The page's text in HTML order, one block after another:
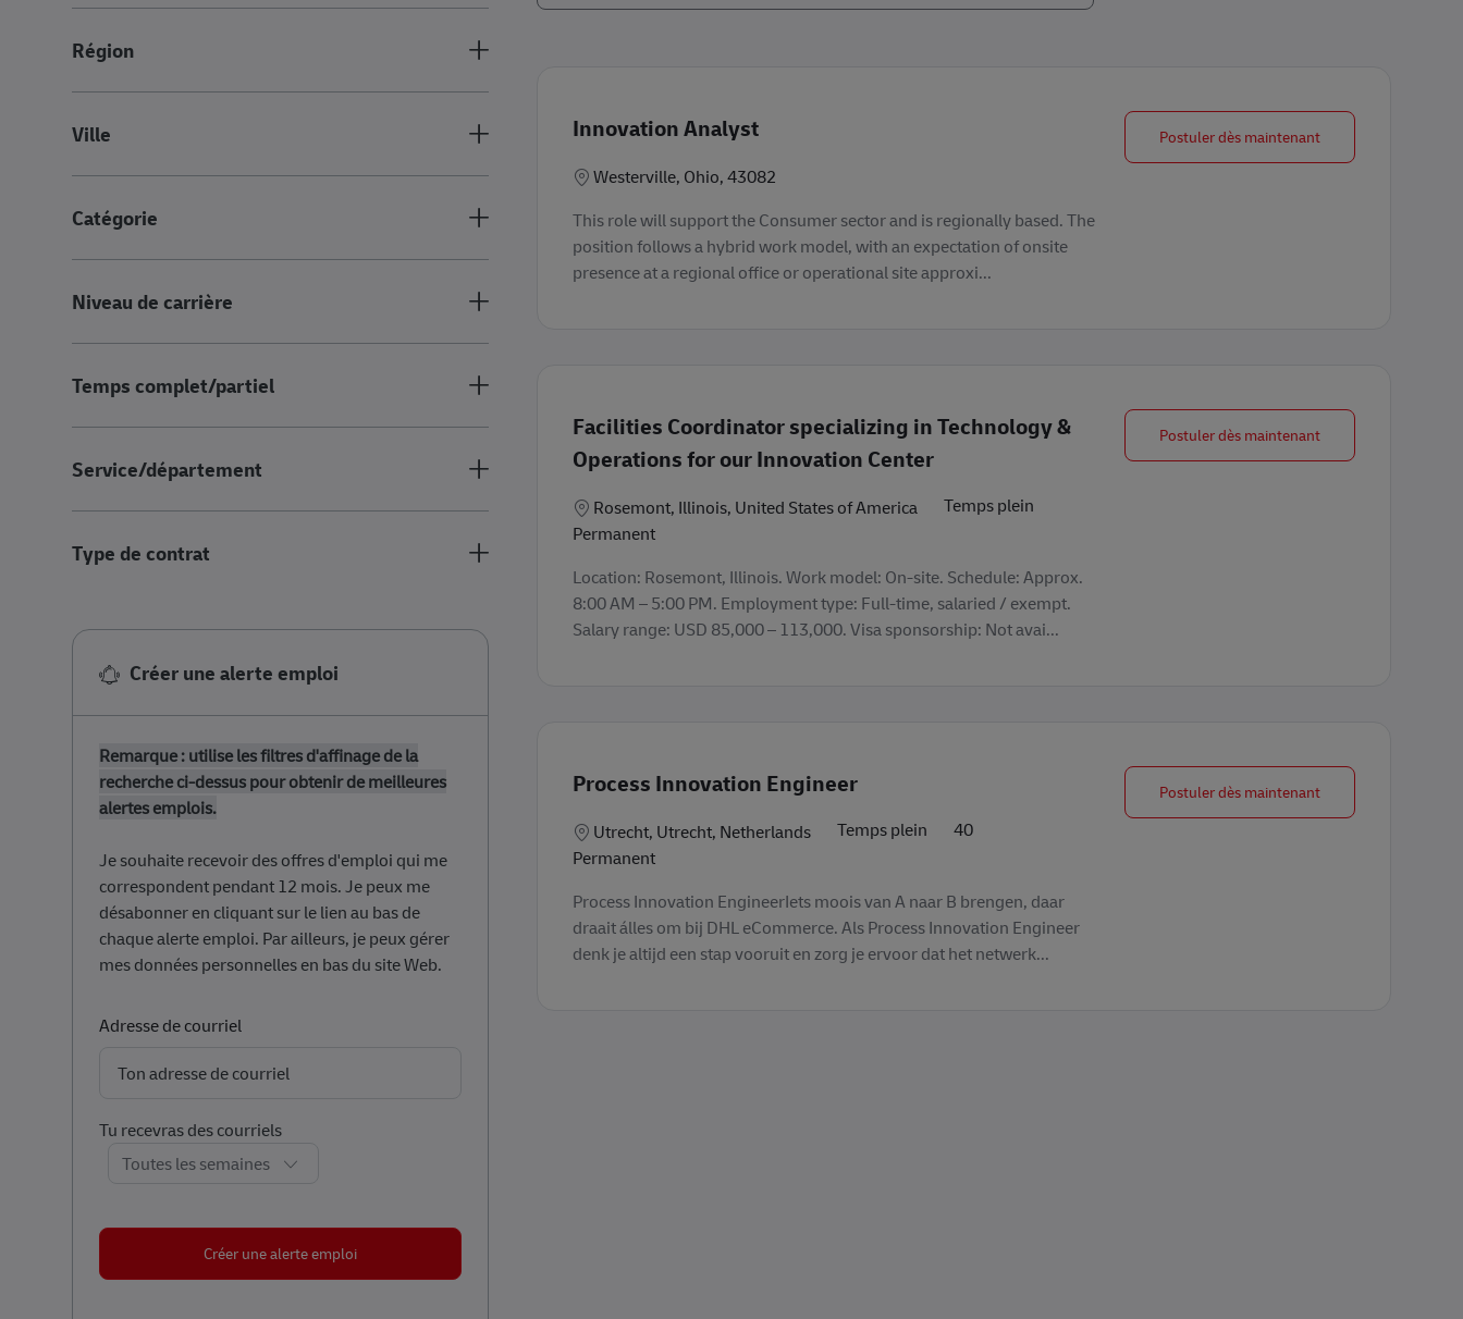
Région
Ville
Catégorie
Niveau de carrière
Temps complet/partiel
Service/département
Type de contrat
Créer une alerte emploi
Remarque : utilise les filtres d'affinage de la
recherche ci-dessus pour obtenir de meilleures
alertes emplois.
Je souhaite recevoir des ​​​​​​​offres d'emploi qui me
correspondent pendant 12 mois. Je peux me
désabonner en cliquant sur le lien au bas de
chaque alerte emploi. Par ailleurs, je peux gérer
mes données personnelles en bas du site Web.
Adresse de courriel
Tu recevras des courrielsRequired
Créer une alerte emploi
Innovation Analyst
LieuWesterville, Ohio, 43082
This role will support the Consumer sector and is regionally based. The
position follows a hybrid work model, with an expectation of onsite
presence at a regional office or operational site approxi...
Postuler dès maintenantInnovation Analyst
Facilities Coordinator specializing in Technology &
Operations for our Innovation Center
LieuRosemont, Illinois, United States of America
Temps plein
Permanent
Location: Rosemont, Illinois. Work model: On-site. Schedule: Approx.
8:00 AM – 5:00 PM. Employment type: Full-time, salaried / exempt.
Salary range: USD 85,000 – 113,000. Visa sponsorship: Not avai...
Postuler dès maintenantFacilities
Process Innovation Engineer
LieuUtrecht, Utrecht, Netherlands Temps plein
40
Permanent
Process Innovation EngineerIets moois van A naar B brengen, daar
draait álles om bij DHL eCommerce. Als Process Innovation Engineer
denk je altijd een stap vooruit en zorg je ervoor dat het netwerk...
Postuler dès maintenantProcess Innovation